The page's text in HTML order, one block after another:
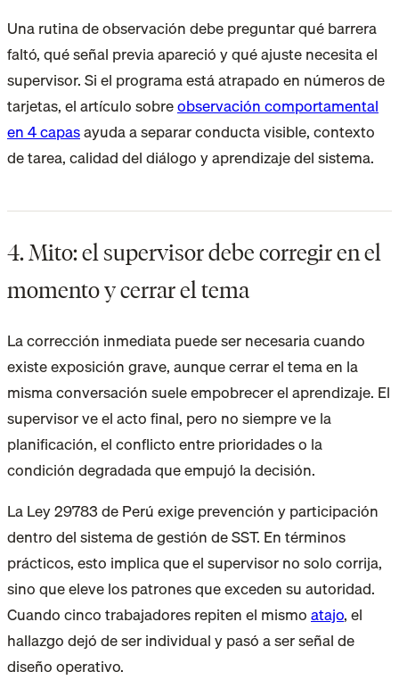
Una rutina de observación debe preguntar qué barrera
faltó, qué señal previa apareció y qué ajuste necesita el
supervisor. Si el programa está atrapado en números de
tarjetas, el artículo sobreobservación comportamental
en 4 capasayuda a separar conducta visible, contexto
de tarea, calidad del diálogo y aprendizaje del sistema.
4. Mito: el supervisor debe corregir en el
momento y cerrar el tema
La corrección inmediata puede ser necesaria cuando
existe exposición grave, aunque cerrar el tema en la
misma conversación suele empobrecer el aprendizaje. El
supervisor ve el acto final, pero no siempre ve la
planificación, el conflicto entre prioridades o la
condición degradada que empujó la decisión.
La Ley 29783 de Perú exige prevención y participación
dentro del sistema de gestión de SST. En términos
prácticos, esto implica que el supervisor no solo corrija,
sino que eleve los patrones que exceden su autoridad.
Cuando cinco trabajadores repiten el mismoatajo, el
hallazgo dejó de ser individual y pasó a ser señal de
diseño operativo.